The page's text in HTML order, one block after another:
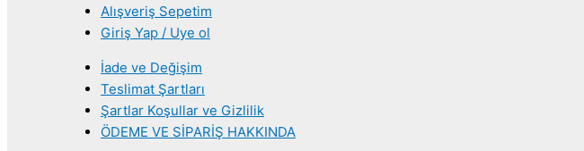
Alışveriş Sepetim
Giriş Yap / Uye ol
İade ve Değişim
Teslimat Şartları
Şartlar Koşullar ve Gizlilik
ÖDEME VE SİPARİŞ HAKKINDA